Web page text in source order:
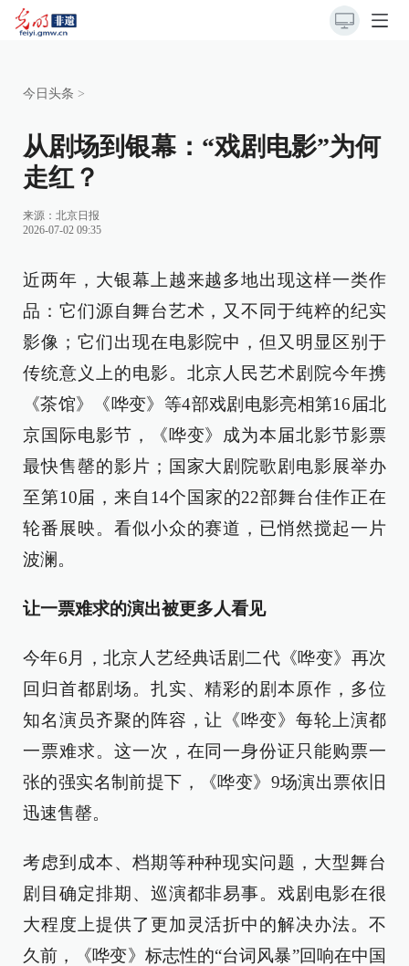
今日头条 >
从剧场到银幕：“戏剧电影”为何
走红？
来源： 北京日报
2026-07-02 09:35
近两年，大银幕上越来越多地出现这样一类作
品：它们源自舞台艺术，又不同于纯粹的纪实
影像；它们出现在电影院中，但又明显区别于
传统意义上的电影。北京人民艺术剧院今年携
《茶馆》《哗变》等4部戏剧电影亮相第16届北
京国际电影节，《哗变》成为本届北影节影票
最快售罄的影片；国家大剧院歌剧电影展举办
至第10届，来自14个国家的22部舞台佳作正在
轮番展映。看似小众的赛道，已悄然搅起一片
波澜。
让一票难求的演出被更多人看见
今年6月，北京人艺经典话剧二代《哗变》再次
回归首都剧场。扎实、精彩的剧本原作，多位
知名演员齐聚的阵容，让《哗变》每轮上演都
一票难求。这一次，在同一身份证只能购票一
张的强实名制前提下，《哗变》9场演出票依旧
迅速售罄。
考虑到成本、档期等种种现实问题，大型舞台
剧目确定排期、巡演都非易事。戏剧电影在很
大程度上提供了更加灵活折中的解决办法。不
久前，《哗变》标志性的“台词风暴”回响在中国